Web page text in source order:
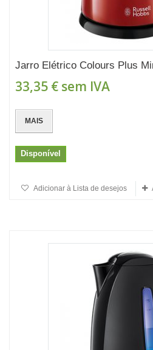
Jarro Elétrico Colours Plus
33,35 € sem IVA
MAIS
Disponível
Adicionar à Lista de desejos